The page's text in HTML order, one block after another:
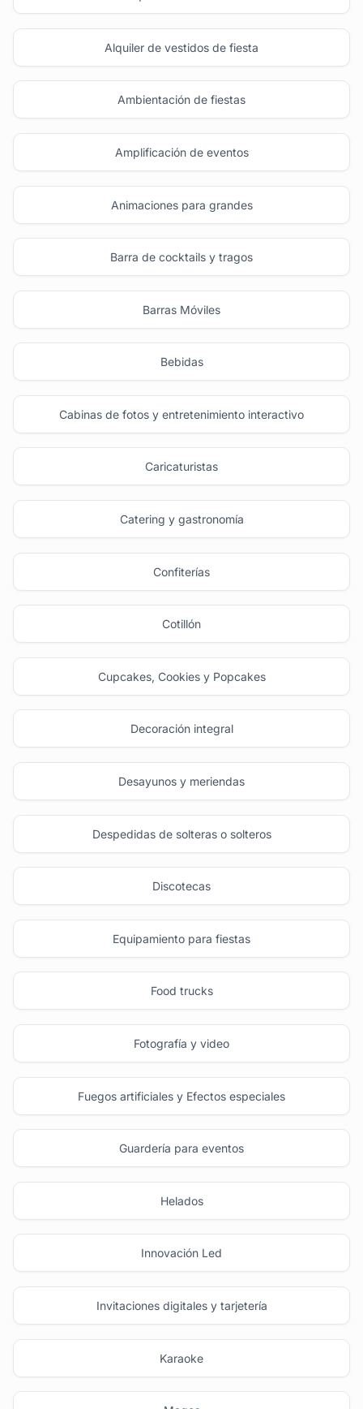
Alquiler de vestidos de fiesta
Ambientación de fiestas
Amplificación de eventos
Animaciones para grandes
Barra de cocktails y tragos
Barras Móviles
Bebidas
Cabinas de fotos y entretenimiento interactivo
Caricaturistas
Catering y gastronomía
Confiterías
Cotillón
Cupcakes, Cookies y Popcakes
Decoración integral
Desayunos y meriendas
Despedidas de solteras o solteros
Discotecas
Equipamiento para fiestas
Food trucks
Fotografía y video
Fuegos artificiales y Efectos especiales
Guardería para eventos
Helados
Innovación Led
Invitaciones digitales y tarjetería
Karaoke